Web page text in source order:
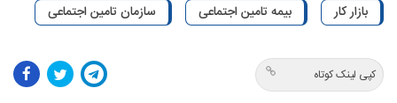
بازار کار بیمه تامین اجتماعی سازمان تامین اجتماعی
کپی لینک کوتاه